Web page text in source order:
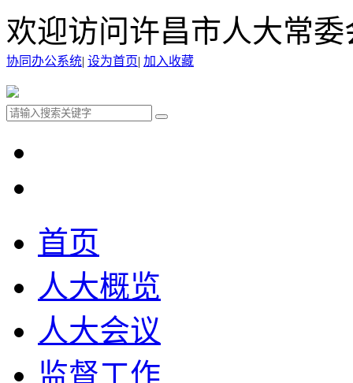
欢迎访问许昌市人大常
协同办公系统| 设为首页| 加入收藏
首页
人大概览
人大会议
监督工作